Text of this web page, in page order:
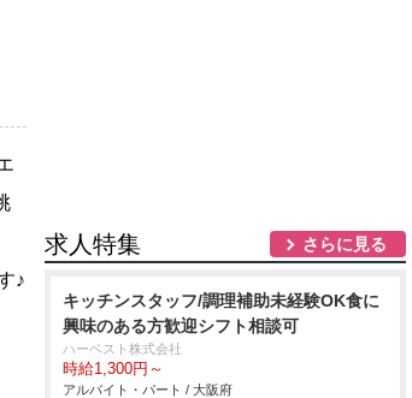
♪
求人特集 さらに見る
キッチンスタッフ/調理補助未経験OK食に
興味のある方歓迎シフト相談可
ハーベスト株式会社
時給1,300円～
アルバイト・パート / 大阪府